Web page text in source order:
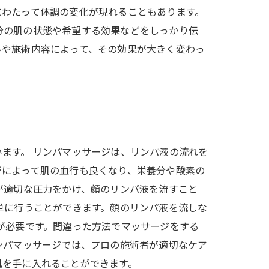
って体調の変化が現れることもあります。
肌の状態や希望する効果などをしっかり伝
施術内容によって、その効果が大きく変わっ
す。 リンパマッサージは、リンパ液の流れを
よって肌の血行も良くなり、栄養分や酸素の
切な圧力をかけ、顔のリンパ液を流すこと
行うことができます。顔のリンパ液を流しな
要です。間違った方法でマッサージをする
マッサージでは、プロの施術者が適切なケア
手に入れることができます。